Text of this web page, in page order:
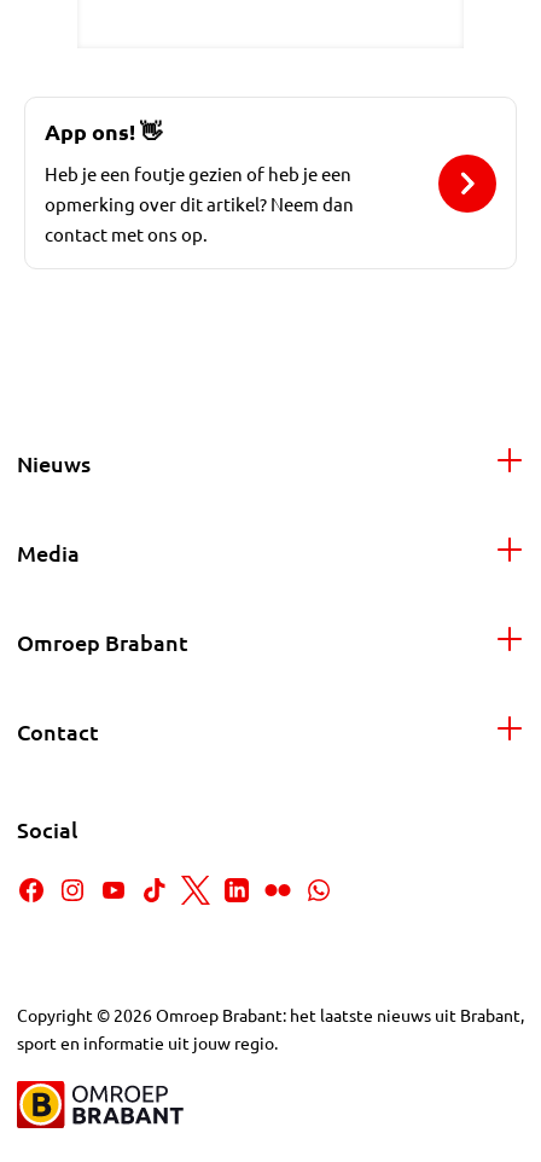
App ons!👋
Heb je een foutje gezien of heb je een
opmerking over dit artikel? Neem dan
contact met ons op.
Nieuws
Media
Omroep Brabant
Contact
Social
Copyright © 2026Omroep Brabant: het laatste nieuws uit Brabant,
sport en informatie uit jouw regio.